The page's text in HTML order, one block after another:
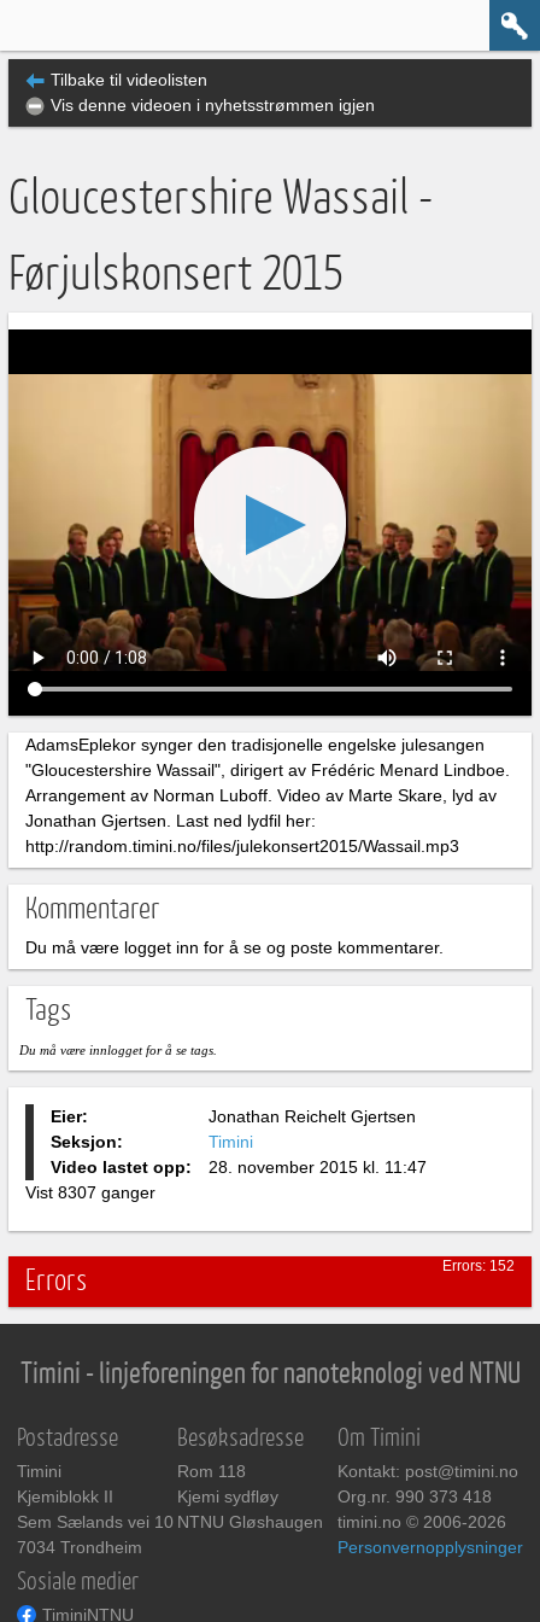
Tilbake til videolisten
Vis denne videoen i nyhetsstrømmen igjen
Gloucestershire Wassail -
Førjulskonsert 2015
AdamsEplekor synger den tradisjonelle engelske julesangen
"Gloucestershire Wassail", dirigert av Frédéric Menard Lindboe.
Arrangement av Norman Luboff. Video av Marte Skare, lyd av
Jonathan Gjertsen. Last ned lydfil her:
http://random.timini.no/files/julekonsert2015/Wassail.mp3
Kommentarer
Du må være logget inn for å se og poste kommentarer.
Tags
Du må være innlogget for å se tags.
Eier:
Jonathan Reichelt Gjertsen
Seksjon:
Timini
Video lastet opp:
28. november 2015 kl. 11:47
Vist 8307 ganger
Errors: 152
Errors
Timini - linjeforeningen for nanoteknologi ved NTNU
Postadresse
Timini
Kjemiblokk II
Sem Sælands vei 10
7034 Trondheim
Besøksadresse
Rom 118
Kjemi sydfløy
NTNU Gløshaugen
Om Timini
Kontakt: post@timini.no
Org.nr. 990 373 418
timini.no © 2006-2026
Personvernopplysninger
Sosiale medier
TiminiNTNU